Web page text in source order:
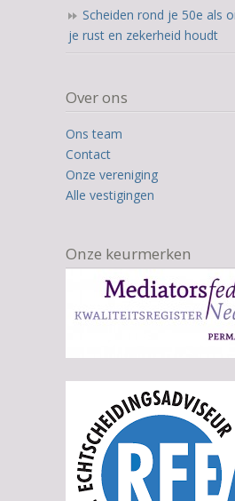
Scheiden rond je 50e als
je rust en zekerheid houdt
Over ons
Ons team
Contact
Onze vereniging
Alle vestigingen
Onze keurmerken